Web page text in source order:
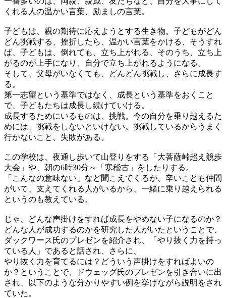
くれる人の温かい言葉、励ましの言葉。
子どもは、親の期待に応えようとする生き物。子どもがどん
どん挑戦する、挫折したら、温かい言葉をかける、そうすれ
ば、子どもは、倒れても、立ち上がれる、そのうち、立ち上
がるのが上手になり、自分で立ち上がれるようになる。
そして、父母がいなくても、どんどん挑戦し、さらに成長す
る。
第一志望という基準ではなく、成長という基準をおくこと
で、子どもたちは成長し続けていける。
成長するためにいるものは、挑戦。今の自分を乗り越えるた
めには、挑戦をしないといけない。挑戦しているからうまく
行かないこと、失敗がある。
この学校は、夜通し歩いて山登りをする「大菩薩峠超え競歩
大会」や、朝の6時30分～「寒稽古」をしたりする。
「こんなの意味ない」など聞こえてくるが、辛いことも仲間
がいて、支えてくれる人がいるから、一緒に乗り越えられる
というのも教えている。
じゃ、どんな声掛けをすれば成長をやめない子になるのか？
どんな人が成功するのかを研究した人がいたということで、
ダックワース氏のプレゼンを紹介され、「やり抜く力を持っ
ている人」であると話され、さらに、
やり抜く力を育てるには？どういう声掛けをすればよいの
か？ということで、ドウェッグ氏のプレゼンを引き合いに出
され、以下のような分かりやすい例を挙げながら説明をされ
ていた。